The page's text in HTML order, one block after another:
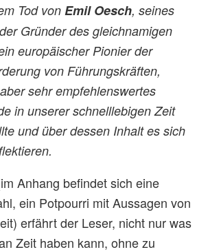
Tod von Emil Oesch, seines
Gründer des gleichnamigen
europäischer Pionier der
von Führungskräften,
sehr empfehlenswertes
in unserer schnelllebigen Zeit
und über dessen Inhalt es sich
Anhang befindet sich eine
ein Potpourri mit Aussagen von
erfährt der Leser, nicht nur was
Zeit haben kann, ohne zu